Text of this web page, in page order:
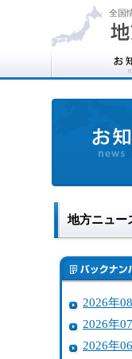
全国
地方ニュー
2026年
2026年
2026年